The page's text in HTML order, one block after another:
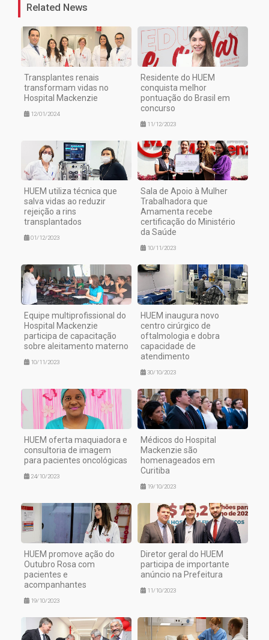
Related News
Transplantes renais
transformam vidas no
Hospital Mackenzie
12/01/2024
Residente do HUEM
conquista melhor
pontuação do Brasil em
concurso
11/12/2023
HUEM utiliza técnica que
salva vidas ao reduzir
rejeição a rins
transplantados
01/12/2023
Sala de Apoio à Mulher
Trabalhadora que
Amamenta recebe
certificação do Ministério
da Saúde
10/11/2023
Equipe multiprofissional do
Hospital Mackenzie
participa de capacitação
sobre aleitamento materno
10/11/2023
HUEM inaugura novo
centro cirúrgico de
oftalmologia e dobra
capacidade de
atendimento
30/10/2023
HUEM oferta maquiadora e
consultoria de imagem
para pacientes oncológicas
24/10/2023
Médicos do Hospital
Mackenzie são
homenageados em
Curitiba
19/10/2023
HUEM promove ação do
Outubro Rosa com
pacientes e
acompanhantes
19/10/2023
Diretor geral do HUEM
participa de importante
anúncio na Prefeitura
11/10/2023